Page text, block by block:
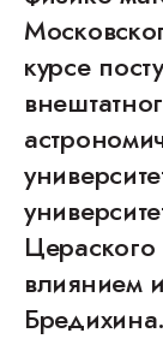
курсе
влиянием
Бредихина.